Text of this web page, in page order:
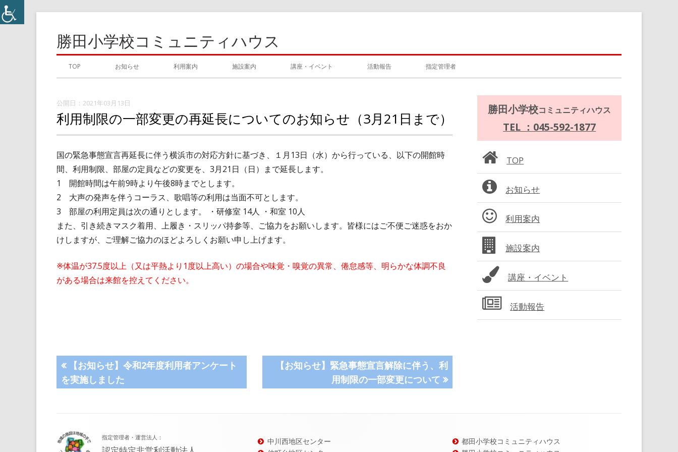
コ
勝田小学校コミュニティハウス
ン
メ
ニ
ュ
ー
TOP お知らせ 利用案内 施設案内 講座・イベント 活動報告 指定管理者
2021年03月13日
利用制限の一部変更の再延長についてのお知らせ（3月21日まで）
国の緊急事態宣言再延長に伴う横浜市の対応方針に基づき、１月13日（水）から行っている、以下の開館時
間、利用制限、部屋の定員などの変更を、3月21日（日）まで延長します。
1 開館時間は午前9時より午後8時までとします。
2 大声の発声を伴うコーラス、歌唱等の利用は当面不可とします。
3 部屋の利用定員は次の通りとします。 ・研修室 14人 ・和室 10人
また、引き続きマスク着用、上履き・スリッパ持参等、ご協力をお願いします。皆様にはご不便ご迷惑をおか
けしますが、ご理解ご協力のほどよろしくお願い申し上げます。
※体温が37.5度以上（又は平熱より1度以上高い）の場合や味覚・嗅覚の異常、倦怠感等、明らかな体調不良
がある場合は来館を控えてください。
投
稿
ビ
前
の
【お知らせ】令和2年度利用者アンケート
を実施しました
次
【お知らせ】緊急事態宣言解除に伴う、利
用制限の一部変更について
メ
ン
サ
イ
ド
バ
ー
勝田小学校コミュニティハウス
TEL ：045-592-1877
TOP
お知らせ
利用案内
施設案内
講座・イベント
活動報告
ッ
指定管理者・運営法人：
中川西地区センター
都田小学校コミュニティハウス